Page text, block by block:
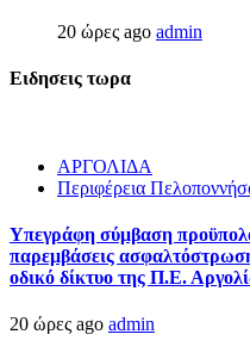
20 ώρες ago admin
Ειδησεις τωρα
ΑΡΓΟΛΙΔΑ
Περιφέρεια
Υπεγράφη σύμβαση
παρεμβάσεις
οδικό δίκτυο της Π.Ε.
20 ώρες ago admin